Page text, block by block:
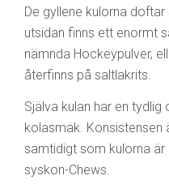
De gyllene kulorna
utsidan finns ett enormt
nämnda Hockeypulver,
återfinns på saltlakrits.
Själva kulan har en
kolasmak. Konsistensen
samtidigt som kulorna
syskon-Chews.